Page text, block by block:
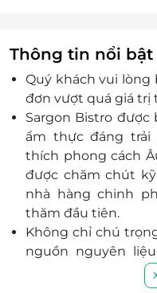
Thông tin nổi bật
Quý khách vui
đơn vượt quá giá trị
Sargon Bistro
ẩm thực đáng trải
thích phong cách
được chăm chút
nhà hàng chinh
thăm đầu tiên.
Không chỉ chú
nguồn nguyên
tinh tế, Sargon
hình xu hướng